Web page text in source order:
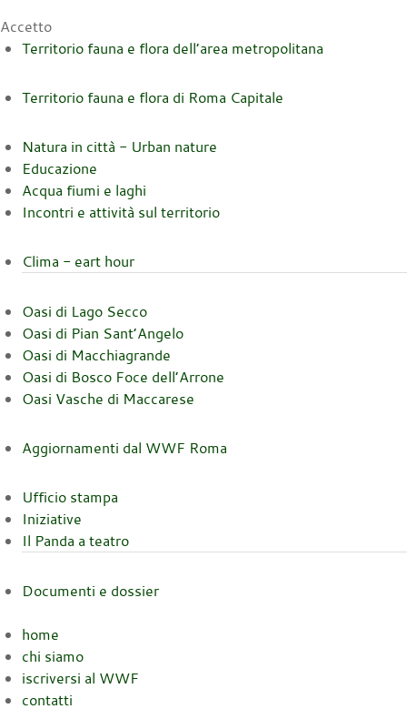
Accetto
Territorio fauna e flora dell’area metropolitana
Territorio fauna e flora di Roma Capitale
Natura in città - Urban nature
Educazione
Acqua fiumi e laghi
Incontri e attività sul territorio
Clima - eart hour
Oasi di Lago Secco
Oasi di Pian Sant’Angelo
Oasi di Macchiagrande
Oasi di Bosco Foce dell’Arrone
Oasi Vasche di Maccarese
Aggiornamenti dal WWF Roma
Ufficio stampa
Iniziative
Il Panda a teatro
Documenti e dossier
home
chi siamo
iscriversi al WWF
contatti